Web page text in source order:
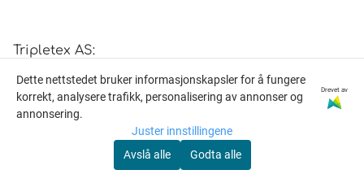
Tripletex AS:
Tripletex er vårt regnskapssystem og data
nødvendig for bokføring lagres her. Typisk
Navn/adresse/ordrer/faktura.
Dette nettstedet bruker informasjonskapsler for å fungere
korrekt, analysere trafikk, personalisering av annonser og
annonsering.
Drevet av
Juster innstillingene
Avslå alle
Godta alle